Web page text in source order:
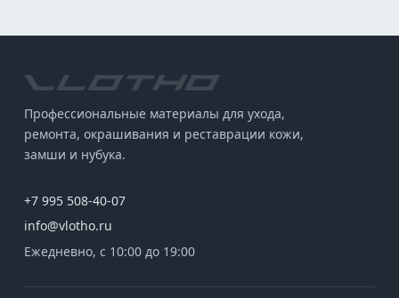
Профессиональные материалы для ухода,
ремонта, окрашивания и реставрации кожи,
замши и нубука.
+7 995 508-40-07
info@vlotho.ru
Ежедневно, с 10:00 до 19:00